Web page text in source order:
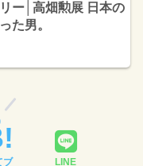
ー│高畑勲展 日本の
た男。
ブ LINE